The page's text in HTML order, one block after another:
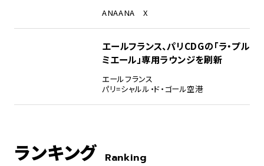
ANAANA X
エールフランス、パリCDGの「ラ・プル
ミエール」専用ラウンジを刷新
エールフランス
パリ=シャルル・ド・ゴール空港
ランキング Ranking